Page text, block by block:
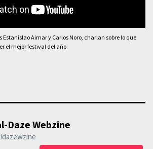
Aimar y Carlos Noro, charlan sobre lo que
el mejor festival del año.
Daze Webzine